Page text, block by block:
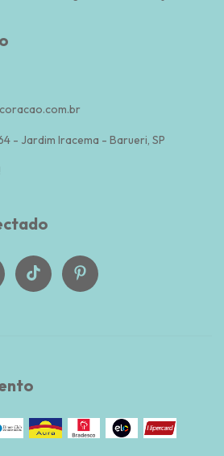
- Jardim Iracema - Barueri, SP